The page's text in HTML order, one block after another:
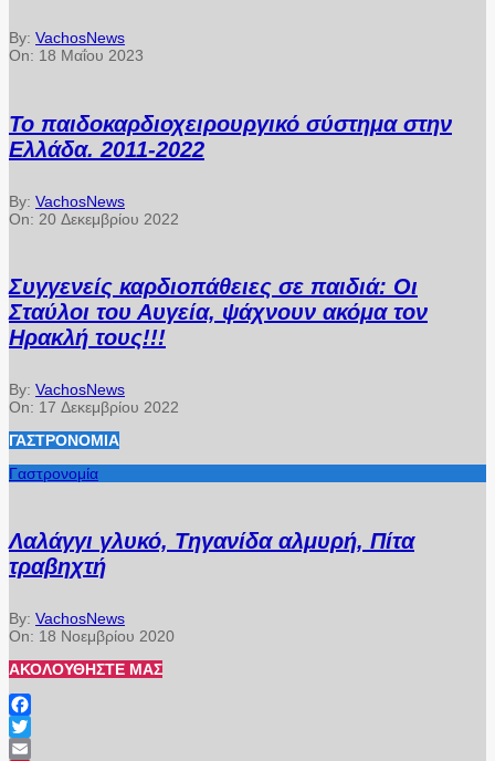
By: VachosNews
On: 18 Μαΐου 2023
Το παιδοκαρδιοχειρουργικό σύστημα στην
Ελλάδα. 2011-2022
By: VachosNews
On: 20 Δεκεμβρίου 2022
Συγγενείς καρδιοπάθειες σε παιδιά: Οι
Σταύλοι του Αυγεία, ψάχνουν ακόμα τον
Ηρακλή τους!!!
By: VachosNews
On: 17 Δεκεμβρίου 2022
ΓΑΣΤΡΟΝΟΜΊΑ
Γαστρονομία
Λαλάγγι γλυκό, Τηγανίδα αλμυρή, Πίτα
τραβηχτή
By: VachosNews
On: 18 Νοεμβρίου 2020
ΑΚΟΛΟΥΘΉΣΤΕ ΜΑΣ
Facebook
Twitter